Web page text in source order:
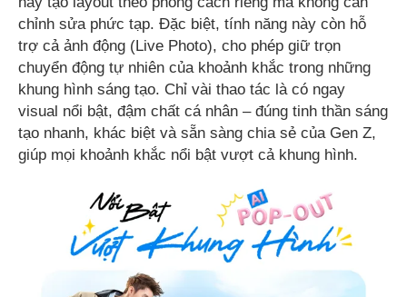
chỉnh sửa phức tạp. Đặc biệt, tính năng này còn hỗ
trợ cả ảnh động (Live Photo), cho phép giữ trọn
chuyển động tự nhiên của khoảnh khắc trong những
khung hình sáng tạo. Chỉ vài thao tác là có ngay
visual nổi bật, đậm chất cá nhân – đúng tinh thần sáng
tạo nhanh, khác biệt và sẵn sàng chia sẻ của Gen Z,
giúp mọi khoảnh khắc nổi bật vượt cả khung hình.